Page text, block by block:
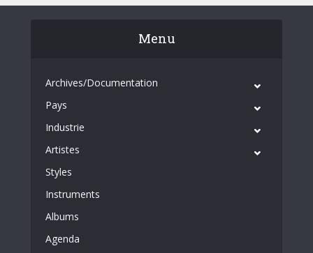
Menu
Archives/Documentation
Pays
Industrie
Artistes
Styles
Instruments
Albums
Agenda